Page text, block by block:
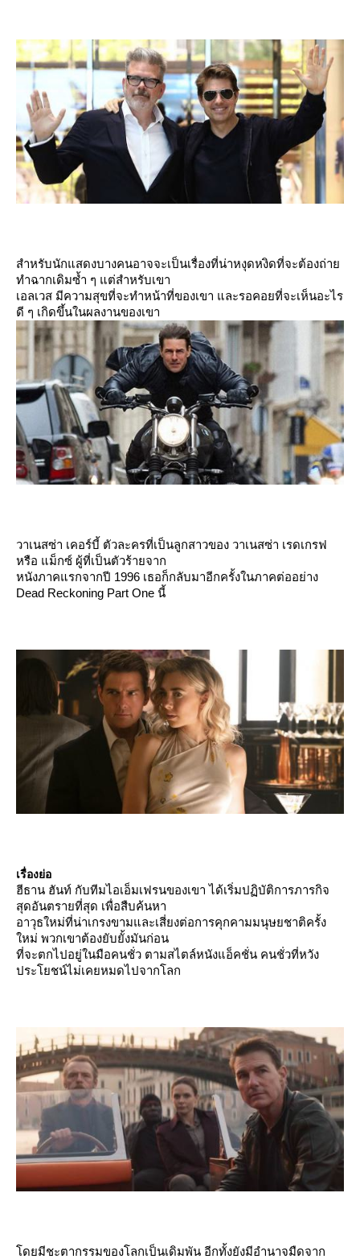
สำหรับนักแสดงบางคนอาจจะเป็นเรื่องที่น่าหงุดหงิดที่จะต้องถ่า
ทำฉากเดิมซํ้า ๆ แต่สำหรับเขา
เอลเวส มีความสุขที่จะทำหน้าที่ของเขา และรอคอยที่จะเห็นอะไร
ดี ๆ เกิดขึ้นในผลงานของเขา
วาเนสซ่า เคอร์บี้ ตัวละครที่เป็นลูกสาวของ วาเนสซ่า เรดเกรฟ
หรือ แม็กซ์ ผู้ที่เป็นตัวร้ายจาก
หนังภาคแรกจากปี 1996 เธอก็กลับมาอีกครั้งในภาคต่ออย่าง
Dead Reckoning Part One นี้
เรื่องย่อ
ฮีธาน ฮันท์ กับทีมไอเอ็มเฟรนของเขา ได้เริ่มปฏิบัติการภารกิจ
สุดอันตรายที่สุด เพื่อสืบค้นหา
อาวุธใหม่ที่น่าเกรงขามและเสี่ยงต่อการคุกคามมนุษยชาติครั้ง
หม่ พวกเขาต้องยับยั้งมันก่อน
ที่จะตกไปอยู่ในมือคนชั่ว ตามสไตล์หนังแอ็คชั่น คนชั่วที่หวัง
ประโยชน์ไม่เคยหมดไปจากโลก
ดยมีชะตากรรมของโลกเป็นเดิมพัน อีกทั้งยังมีอำนาจมืดจาก